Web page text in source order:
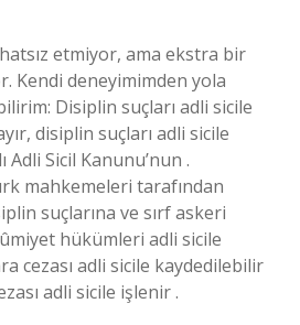
etmiyor, ama ekstra bir
Kendi deneyimimden yola
Disiplin suçları adli sicile
disiplin suçları adli sicile
Adli Sicil Kanunu’nun .
mahkemeleri tarafından
suçlarına ve sırf askeri
hükümleri adli sicile
cezası adli sicile kaydedilebilir
adli sicile işlenir .